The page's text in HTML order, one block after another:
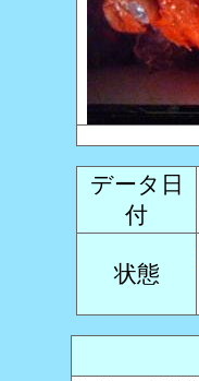
データ日
付
状態